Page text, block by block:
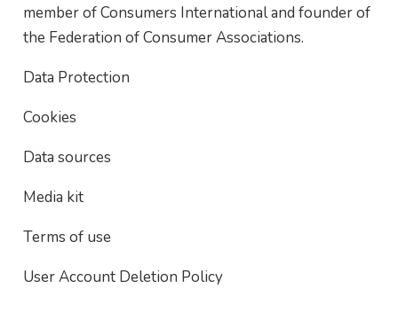
member of Consumers International and founder of
the Federation of Consumer Associations.
Data Protection
Cookies
Data sources
Media kit
Terms of use
User Account Deletion Policy